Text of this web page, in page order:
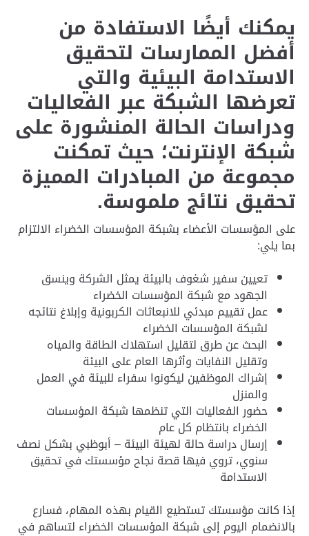
يمكنك أيضًا الاستفادة من
أفضل الممارسات لتحقيق
الاستدامة البيئية والتي
تعرضها الشبكة عبر الفعاليات
ودراسات الحالة المنشورة على
شبكة الإنترنت؛ حيث تمكنت
مجموعة من المبادرات المميزة
تحقيق نتائج ملموسة.
على المؤسسات الأعضاء بشبكة المؤسسات الخضراء الالتزام
بما يلي:
تعيين سفير شغوف بالبيئة يمثل الشركة وينسق
الجهود مع شبكة المؤسسات الخضراء
عمل تقييم مبدئي للانبعاثات الكربونية وإبلاغ نتائجه
لشبكة المؤسسات الخضراء
البحث عن طرق لتقليل استهلاك الطاقة والمياه
وتقليل النفايات وأثرها العام على البيئة
إشراك الموظفين ليكونوا سفراء للبيئة في العمل
والمنزل
حضور الفعاليات التي تنظمها شبكة المؤسسات
الخضراء بانتظام كل عام
إرسال دراسة حالة لهيئة البيئة – أبوظبي بشكل نصف
سنوي، تروي فيها قصة نجاح مؤسستك في تحقيق
الاستدامة
إذا كانت مؤسستك تستطيع القيام بهذه المهام، فسارع
بالانضمام اليوم إلى شبكة المؤسسات الخضراء لتساهم في